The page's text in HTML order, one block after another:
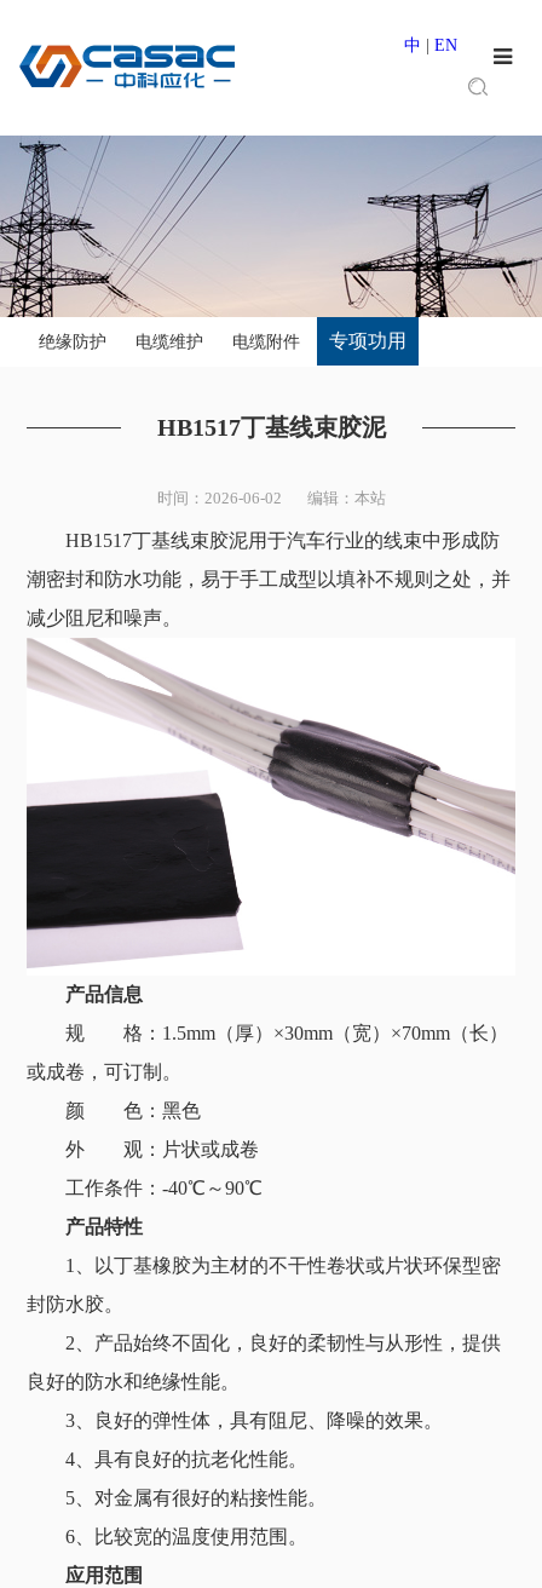
中 EN
绝缘防护 电缆维护 电缆附件 专项功用
HB1517丁基线束胶泥
时间：2026-06-02 编辑：本站
HB1517丁基线束胶泥用于汽车行业的线束中形成防
潮密封和防水功能，易于手工成型以填补不规则之处，并
减少阻尼和噪声。
产品信息
规 格：1.5mm（厚）×30mm（宽）×70mm（长）
或成卷，可订制。
颜 色：黑色
外 观：片状或成卷
工作条件：-40℃～90℃
产品特性
1、以丁基橡胶为主材的不干性卷状或片状环保型密
封防水胶。
2、产品始终不固化，良好的柔韧性与从形性，提供
良好的防水和绝缘性能。
3、良好的弹性体，具有阻尼、降噪的效果。
4、具有良好的抗老化性能。
5、对金属有很好的粘接性能。
6、比较宽的温度使用范围。
应用范围